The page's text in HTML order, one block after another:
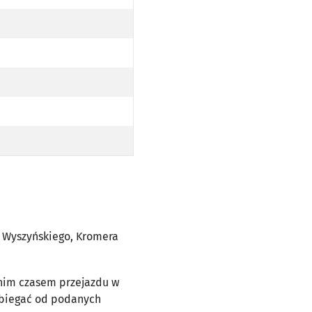
KROMERA
19
KROMERA
PRZY UL. WYSZYŃSKIEGO, KROMERA
UL. WYSZYŃSKIEGO, KROMERA
KROMERA
UL. WYSZYŃSKIEGO, KROMERA
Kromera
czasem przejazdu w
od podanych